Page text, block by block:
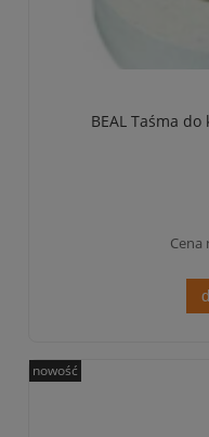
BEAL Taśma
Cena
nowość